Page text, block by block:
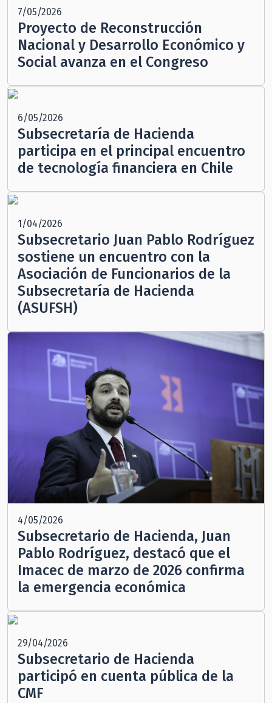
7/05/2026
Proyecto de Reconstrucción
Nacional y Desarrollo Económico y
Social avanza en el Congreso
6/05/2026
Subsecretaría de Hacienda
participa en el principal encuentro
de tecnología financiera en Chile
1/04/2026
Subsecretario Juan Pablo Rodríguez
sostiene un encuentro con la
Asociación de Funcionarios de la
Subsecretaría de Hacienda
(ASUFSH)
4/05/2026
Subsecretario de Hacienda, Juan
Pablo Rodríguez, destacó que el
Imacec de marzo de 2026 confirma
la emergencia económica
29/04/2026
Subsecretario de Hacienda
participó en cuenta pública de la
CMF